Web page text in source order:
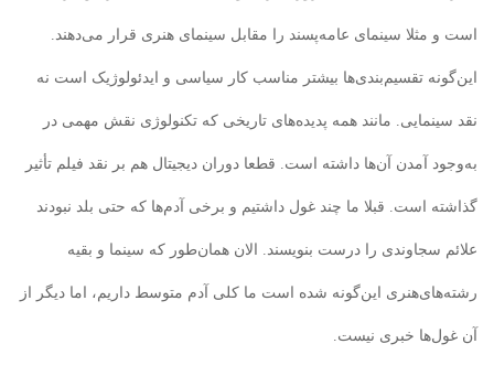
است و مثلا سینمای عامه‌پسند را مقابل سینمای هنری قرار می‌دهند.
این‌گونه تقسیم‌بندی‌ها بیشتر مناسب کار سیاسی و ایدئولوژیک است نه
نقد سینمایی. مانند همه پدیده‌های تاریخی که تکنولوژی نقش مهمی در
به‌وجود آمدن آن‌ها داشته است. قطعا دوران دیجیتال هم بر نقد فیلم تأثیر
گذاشته است. قبلا ما چند غول داشتیم و برخی آدم‌ها که حتی بلد نبودند
علائم سجاوندی را درست بنویسند. الان همان‌طور که سینما و بقیه
رشته‌های‌هنری این‌گونه شده است ما کلی آدم متوسط داریم، اما دیگر از
آن غول‌ها خبری نیست.